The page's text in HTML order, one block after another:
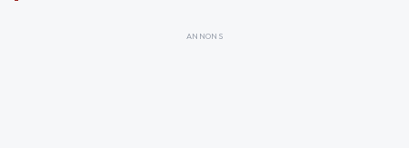
ANNONS